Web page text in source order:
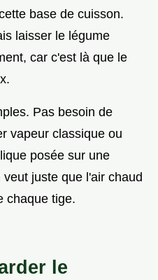
base de cuisson.
laisser le légume
car c'est là que le
Pas besoin de
vapeur classique ou
posée sur une
juste que l'air chaud
chaque tige.
le